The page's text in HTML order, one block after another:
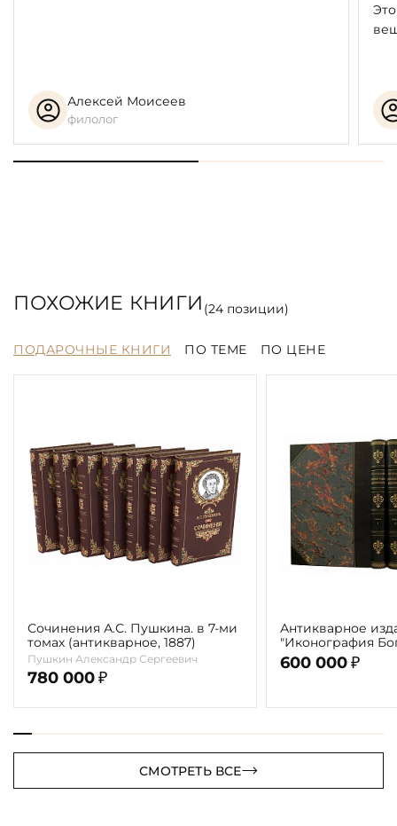
Алексей Моисеев
филолог
ПОХОЖИЕ КНИГИ (24позиции)
ПОДАРОЧНЫЕ КНИГИ ПО ТЕМЕ ПО ЦЕНЕ
Сочинения А.С. Пушкина. в 7-ми
томах (антикварное, 1887)
Пушкин Александр Сергеевич
780 000 ₽
Антикварное
"Иконография
г. (в 2-х томах с
автора)
600 000 ₽
СМОТРЕТЬ ВСЕ